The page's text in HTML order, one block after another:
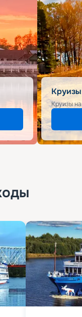
Круизы